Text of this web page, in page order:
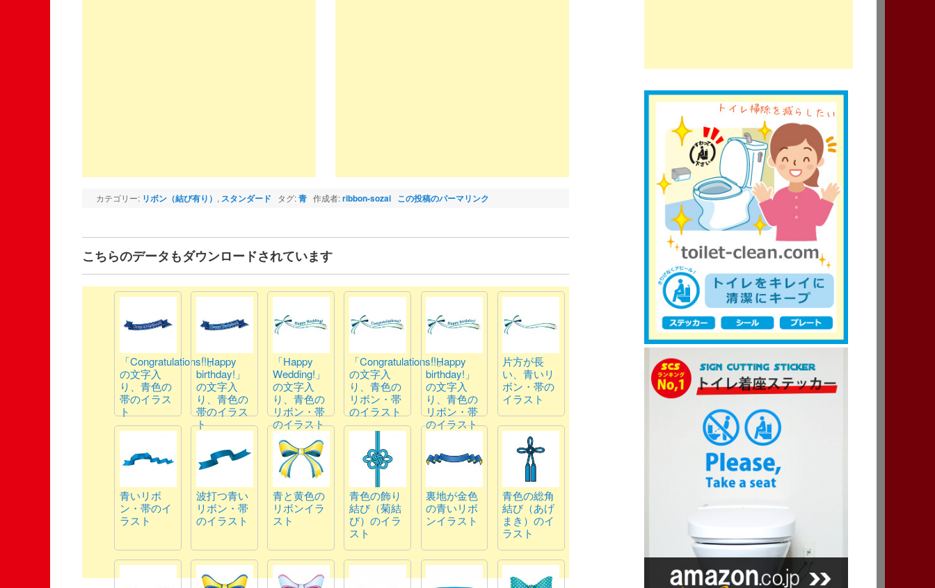
カテゴリー: リボン（結び有り） , スタンダード タグ:青作成者:ribbon-sozai この投稿のパーマリンク
こちらのデータもダウンロードされています
「Congratulations!!」
の文字入
り、青色の
帯のイラス
ト
「Happy
birthday!」
の文字入
り、青色の
帯のイラス
ト
「Happy
Wedding!」
の文字入
り、青色の
リボン・帯
のイラスト
「Congratulations!!」
の文字入
り、青色の
リボン・帯
のイラスト
「Happy
birthday!」
の文字入
り、青色の
リボン・帯
のイラスト
片方が長
い、青いリ
ボン・帯の
イラスト
青いリボ
ン・帯のイ
ラスト
波打つ青い
リボン・帯
のイラスト
青と黄色の
リボンイラ
スト
青色の飾り
結び（菊結
び）のイラ
スト
裏地が金色
の青いリボ
ンイラスト
青色の総角
結び（あげ
まき）のイ
ラスト